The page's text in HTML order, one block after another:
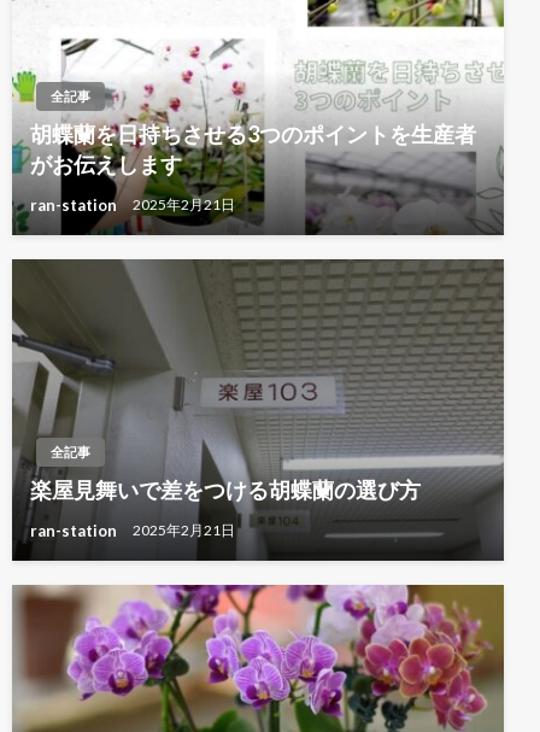
全記事
胡蝶蘭を日持ちさせる3つのポイントを生産者
がお伝えします
ran-station 2025年2月21日
全記事
楽屋見舞いで差をつける胡蝶蘭の選び方
ran-station 2025年2月21日